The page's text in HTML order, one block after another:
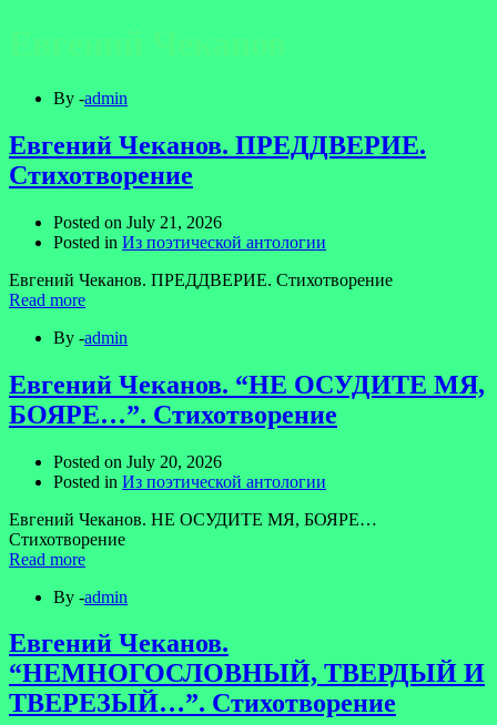
By -admin
Евгений Чеканов. ПРЕДДВЕРИЕ.
Стихотворение
Posted on July 21, 2026
Posted in Из поэтической антологии
Евгений Чеканов. ПРЕДДВЕРИЕ. Стихотворение
Read more
By -admin
Евгений Чеканов. “НЕ ОСУДИТЕ МЯ,
БОЯРЕ…”. Стихотворение
Posted on July 20, 2026
Posted in Из поэтической антологии
Евгений Чеканов. НЕ ОСУДИТЕ МЯ, БОЯРЕ…
Стихотворение
Read more
By -admin
Евгений Чеканов.
“НЕМНОГОСЛОВНЫЙ, ТВЕРДЫЙ И
ТВЕРЕЗЫЙ…”. Стихотворение